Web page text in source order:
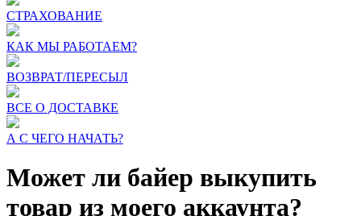
СТРАХОВАНИЕ
КАК МЫ РАБОТАЕМ?
ВОЗВРАТ/ПЕРЕСЫЛ
ВСЕ О ДОСТАВКЕ
А С ЧЕГО НАЧАТЬ?
Может ли байер выкупить
товар из моего аккаунта?